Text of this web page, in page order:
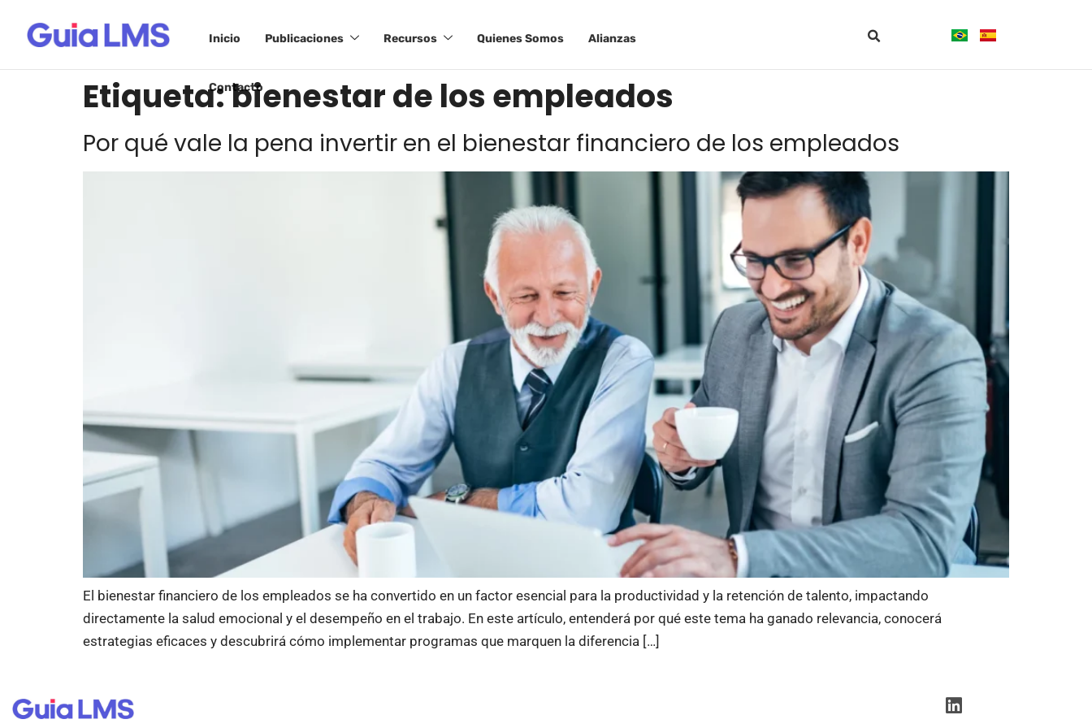
Inicio Publicaciones Recursos Quienes Somos Alianzas
Contacto
Etiqueta:bienestar de los empleados
Por qué vale la pena invertir en el bienestar financiero de los empleados
El bienestar financiero de los empleados se ha convertido en un factor esencial para la productividad y la retención de talento, impactando
directamente la salud emocional y el desempeño en el trabajo. En este artículo, entenderá por qué este tema ha ganado relevancia, conocerá
estrategias eficaces y descubrirá cómo implementar programas que marquen la diferencia […]